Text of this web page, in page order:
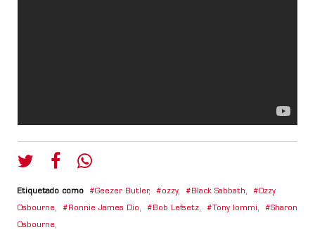
Etiquetado como Geezer Butler, ozzy, Black Sabbath, Ozzy
Osbourne, Ronnie James Dio, Bob Lefsetz, Tony Iommi, Sharon
Osbourne,